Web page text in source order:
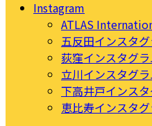
Instagram
ATLAS
五反田インスタ
荻窪インスタグ
立川インスタグ
下高井戸インス
恵比寿インスタ